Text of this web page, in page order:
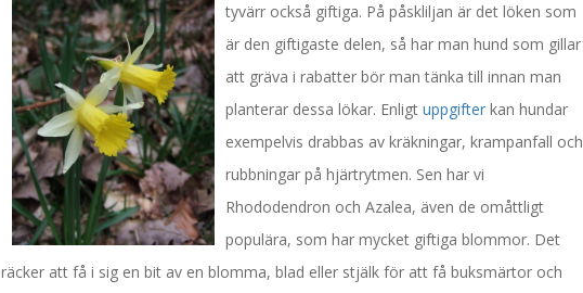
tyvärr också giftiga. På påskliljan är det löken som
är den giftigaste delen, så har man hund som gillar
att gräva i rabatter bör man tänka till innan man
planterar dessa lökar. Enligtuppgifter kan hundar
exempelvis drabbas av kräkningar, krampanfall och
rubbningar på hjärtrytmen. Sen har vi
Rhododendron och Azalea, även de omåttligt
populära, som har mycket giftiga blommor. Det
räcker att få i sig en bit av en blomma, blad eller stjälk för att få buksmärtor och